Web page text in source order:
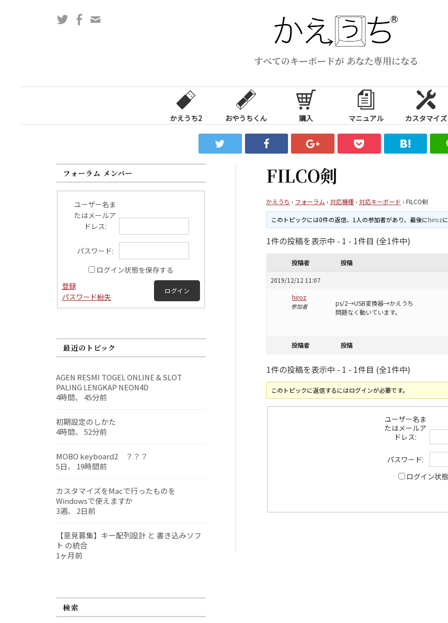
ス
すべてのキーボードが あなた専用になる
TwitterFacebook
かえうち2 おやうちくん 購入 マニュアル カスタマイズ
FILCO剣
かえうち › フォーラム › 対応機種 › 対応キーボード › FILCO剣
このトピックには0件の返信、1人の参加者があり、最後にhiroz
1件の投稿を表示中 - 1 - 1件目 (全1件中)
投稿者 投稿
2019/12/12 11:07
hiroz
参加者
ps/2→USB変換器→かえうち
問題なく動いています。
投稿者 投稿
1件の投稿を表示中 - 1 - 1件目 (全1件中)
このトピックに返信するにはログインが必要です。
ユーザー名ま
たはメールア
ドレス:
パスワード:
ログイン状
フォーラム メンバー
ユーザー名ま
たはメールア
ドレス:
パスワード:
ログイン状態を保存する
ログイン
登録
パスワード紛失
最近のトピック
AGEN RESMI TOGEL ONLINE & SLOT
PALING LENGKAP NEON4D
4時間、 45分前
初期設定のしかた
4時間、 52分前
MOBO keyboard2 ？？？
5日、 19時間前
カスタマイズをMacで行ったものを
Windowsで使えますか
3週、 2日前
【意見募集】キー配列設計 と 書き込みソフ
ト の統合
1ヶ月前
検索